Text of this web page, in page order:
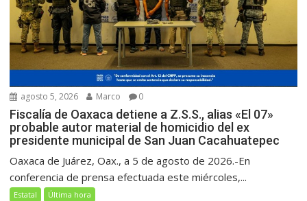
agosto 5, 2026 Marco 0
Fiscalía de Oaxaca detiene a Z.S.S., alias «El 07»
probable autor material de homicidio del ex
presidente municipal de San Juan Cacahuatepec
Oaxaca de Juárez, Oax., a 5 de agosto de 2026.-En
conferencia de prensa efectuada este miércoles,...
Estatal Última hora